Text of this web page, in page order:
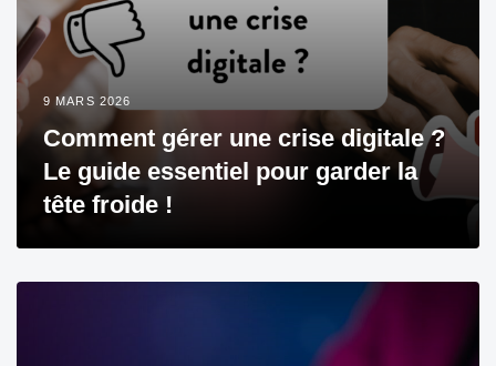
9 MARS 2026
Comment gérer une crise digitale ?
Le guide essentiel pour garder la
tête froide !